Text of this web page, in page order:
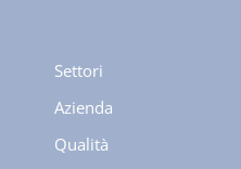
Settori
Azienda
Qualità